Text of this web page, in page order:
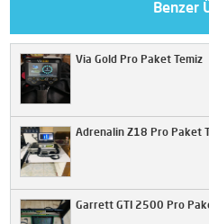
Benzer
Via Gold Pro Paket Temiz
Adrenalin Z18 Pro Paket
Garrett GTI 2500 Pro